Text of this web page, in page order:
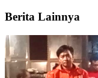
Berita Lainnya